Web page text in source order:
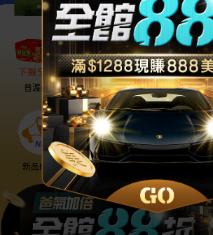
普渡必備 話題保養 盛夏提案
新品NEW